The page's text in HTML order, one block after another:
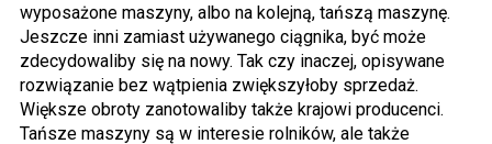
wyposażone maszyny, albo na kolejną, tańszą maszynę.
Jeszcze inni zamiast używanego ciągnika, być może
zdecydowaliby się na nowy. Tak czy inaczej, opisywane
rozwiązanie bez wątpienia zwiększyłoby sprzedaż.
Większe obroty zanotowaliby także krajowi producenci.
Tańsze maszyny są w interesie rolników, ale także